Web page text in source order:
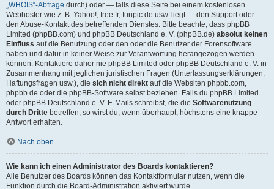
„WHOIS“-Abfrage durch) oder — falls diese Seite bei einem kostenlosen
Webhoster wie z. B. Yahoo!, free.fr, funpic.de usw. liegt — den Support oder
den Abuse-Kontakt des betreffenden Dienstes. Bitte beachte, dass phpBB
Limited (phpBB.com) und phpBB Deutschland e. V. (phpBB.de) absolut keinen
Einfluss auf die Benutzung oder den oder die Benutzer der Forensoftware
haben und dafür in keiner Weise zur Verantwortung herangezogen werden
können. Kontaktiere daher nie phpBB Limited oder phpBB Deutschland e. V. in
Zusammenhang mit jeglichen juristischen Fragen (Unterlassungserklärungen,
Haftungsfragen usw.), die sich nicht direkt auf die Websiten phpbb.com,
phpbb.de oder die phpBB-Software selbst beziehen. Falls du phpBB Limited
oder phpBB Deutschland e. V. E-Mails schreibst, die die Softwarenutzung
durch Dritte betreffen, so wirst du, wenn überhaupt, höchstens eine knappe
Antwort erhalten.
Nach oben
Wie kann ich einen Administrator des Boards kontaktieren?
Alle Benutzer des Boards können das Kontaktformular nutzen, wenn die
Funktion durch die Board-Administration aktiviert wurde.